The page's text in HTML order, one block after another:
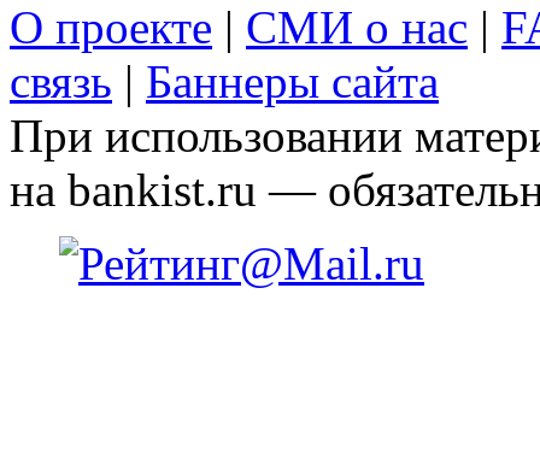
О проекте | СМИ о нас |
связь | Баннеры сайта
При использовании
на bankist.ru —